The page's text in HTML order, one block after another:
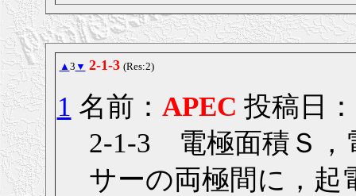
▲ 3 ▼ 2-1-3 (Res:2)
1 名前： APEC 投稿日
2-1-3 電極面積Ｓ，
サーの両極間に，起